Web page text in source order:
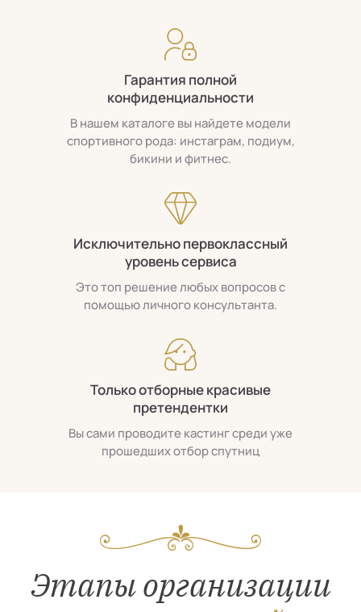
Гарантия полной
конфиденциальности
В нашем каталоге вы найдете модели
спортивного рода: инстаграм, подиум,
бикини и фитнес.
Исключительно первоклассный
уровень сервиса
Это топ решение любых вопросов с
помощью личного консультанта.
Только отборные красивые
претендентки
Вы сами проводите кастинг среди уже
прошедших отбор спутниц
Этапы организации